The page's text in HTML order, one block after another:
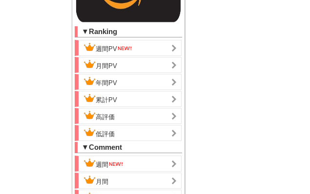
▼Ranking
週間PV
月間PV
年間PV
累計PV
高評価
低評価
▼Comment
週間
月間